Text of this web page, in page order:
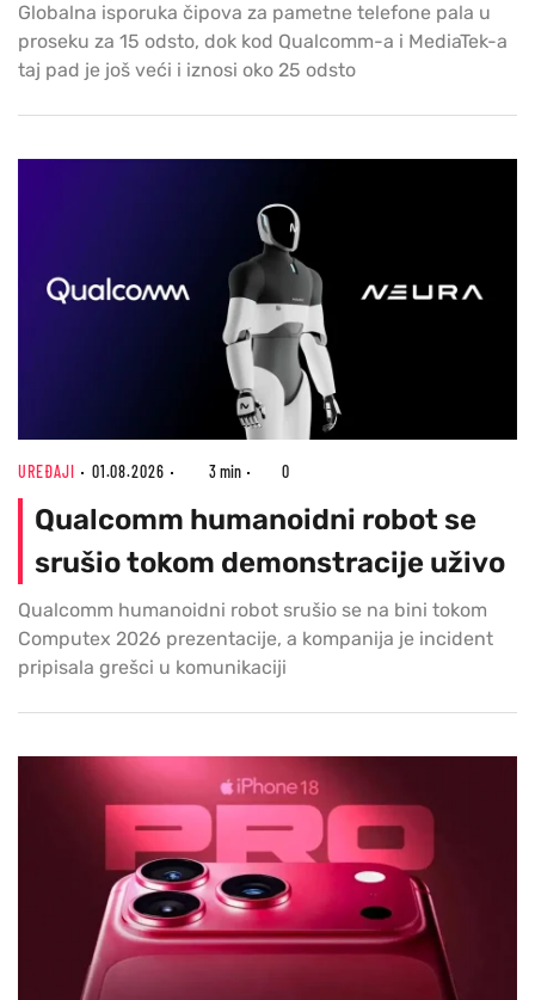
Globalna isporuka čipova za pametne telefone pala u
proseku za 15 odsto, dok kod Qualcomm-a i MediaTek-a
taj pad je još veći i iznosi oko 25 odsto
UREĐAJI 01.08.2026 3 min 0
Qualcomm humanoidni robot se
srušio tokom demonstracije uživo
Qualcomm humanoidni robot srušio se na bini tokom
Computex 2026 prezentacije, a kompanija je incident
pripisala grešci u komunikaciji